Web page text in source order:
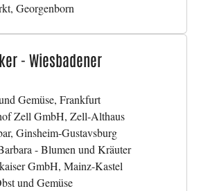
Georgenborn
- Wiesbadener
Gemüse, Frankfurt
Zell GmbH, Zell-Althaus
Ginsheim-Gustavsburg
- Blumen und Kräuter
GmbH, Mainz-Kastel
und Gemüse